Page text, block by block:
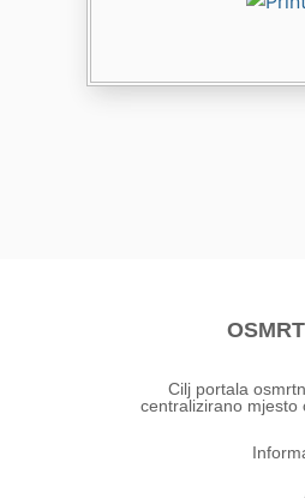
Cilj portala
centralizirano mjesto